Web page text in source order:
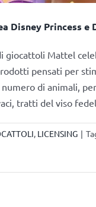
Disney Princess e
giocattoli Mattel
pensati per
di animali,
tratti del viso
, LICENSING |